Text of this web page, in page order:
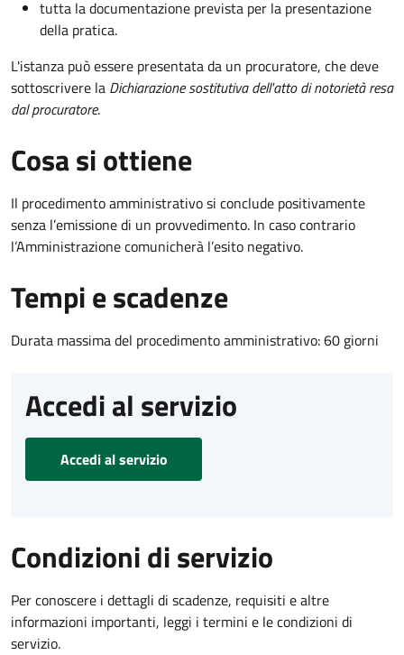
tutta la documentazione prevista per la presentazione
della pratica.
L'istanza può essere presentata da un procuratore, che deve
sottoscrivere la Dichiarazione sostitutiva dell'atto di notorietà resa
dal procuratore.
Cosa si ottiene
Il procedimento amministrativo si conclude positivamente
senza l’emissione di un provvedimento. In caso contrario
l’Amministrazione comunicherà l’esito negativo.
Tempi e scadenze
Durata massima del procedimento amministrativo: 60 giorni
Accedi al servizio
Accedi al servizio
Condizioni di servizio
Per conoscere i dettagli di scadenze, requisiti e altre
informazioni importanti, leggi i termini e le condizioni di
servizio.